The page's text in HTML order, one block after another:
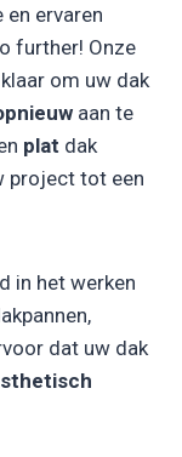
en ervaren
further! Onze
om uw dak
aan te
plat dak
project tot een
in het werken
dat uw dak